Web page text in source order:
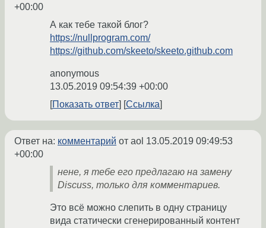
+00:00
А как тебе такой блог?
https://nullprogram.com/
https://github.com/skeeto/skeeto.github.com
anonymous
13.05.2019 09:54:39 +00:00
Показать ответ
Ссылка
Ответ на: комментарий от aol 13.05.2019 09:49:53
+00:00
нене, я тебе его предлагаю на замену
Discuss, только для комментариев.
Это всё можно слепить в одну страницу
вида статически сгенерированный контент